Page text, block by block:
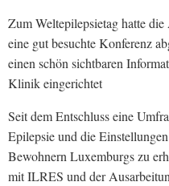
Zum Weltepilepsietag hatte
eine gut besuchte Konferenz
einen schön sichtbaren
Klinik eingerichtet
Seit dem Entschluss eine
Epilepsie und die
Bewohnern Luxemburgs zu
mit ILRES und der